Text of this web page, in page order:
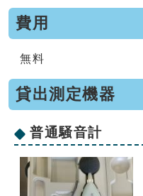
費用
無料
貸出測定機器
普通騒音計